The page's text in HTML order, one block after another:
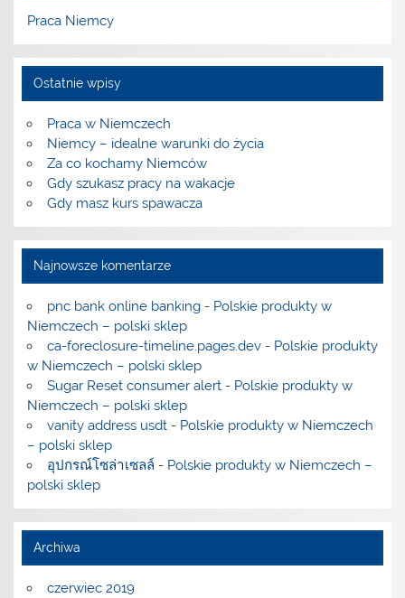
Praca Niemcy
Ostatnie wpisy
Praca w Niemczech
Niemcy – idealne warunki do życia
Za co kochamy Niemców
Gdy szukasz pracy na wakacje
Gdy masz kurs spawacza
Najnowsze komentarze
pnc bank online banking- Polskie produkty w
Niemczech – polski sklep
ca-foreclosure-timeline.pages.dev- Polskie produkty
w Niemczech – polski sklep
Sugar Reset consumer alert- Polskie produkty w
Niemczech – polski sklep
vanity address usdt- Polskie produkty w Niemczech
– polski sklep
อุปกรณ์โซล่าเซลล์ - Polskie produkty w Niemczech –
polski sklep
Archiwa
czerwiec 2019